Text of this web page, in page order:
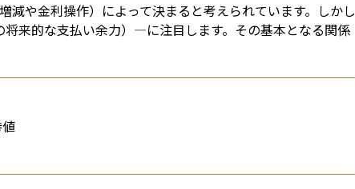
や金利操作）によって決まると考えられています。しかし
来的な支払い余力）―に注目します。その基本となる関係